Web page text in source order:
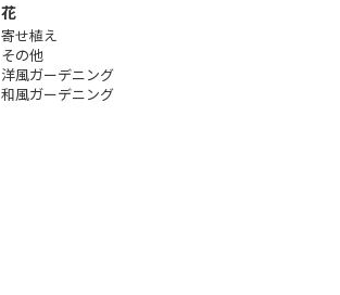
花
寄せ植え
その他
洋風ガーデニング
和風ガーデニング